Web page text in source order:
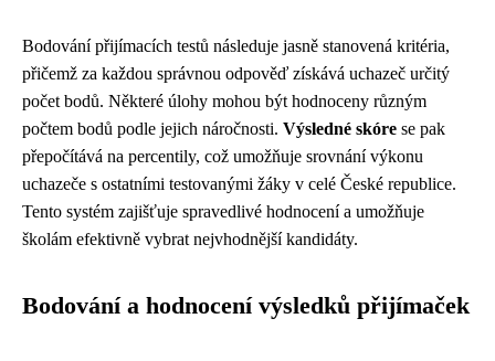
Bodování přijímacích testů následuje jasně stanovená kritéria,
přičemž za každou správnou odpověď získává uchazeč určitý
počet bodů. Některé úlohy mohou být hodnoceny různým
počtem bodů podle jejich náročnosti. Výsledné skóre se pak
přepočítává na percentily, což umožňuje srovnání výkonu
uchazeče s ostatními testovanými žáky v celé České republice.
Tento systém zajišťuje spravedlivé hodnocení a umožňuje
školám efektivně vybrat nejvhodnější kandidáty.
Bodování a hodnocení výsledků přijímaček